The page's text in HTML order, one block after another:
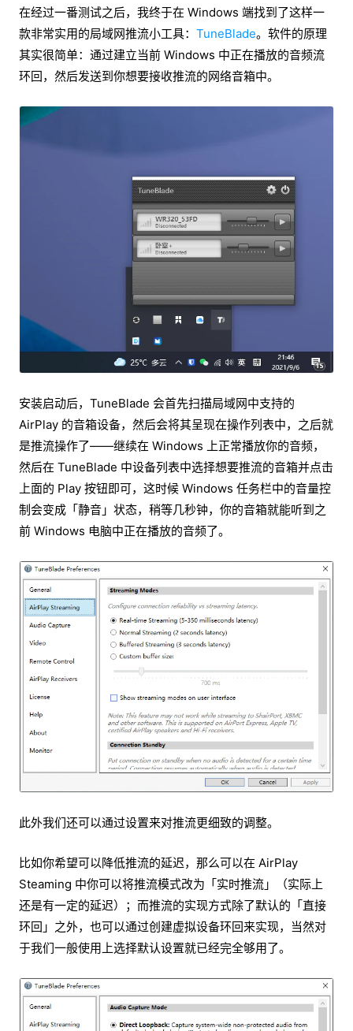
在经过一番测试之后，我终于在 Windows 端找到了这样一
款非常实用的局域网推流小工具： TuneBlade。软件的原理
其实很简单：通过建立当前 Windows 中正在播放的音频流
环回，然后发送到你想要接收推流的网络音箱中。
安装启动后，TuneBlade 会首先扫描局域网中支持的
AirPlay 的音箱设备，然后会将其呈现在操作列表中，之后就
是推流操作了——继续在 Windows 上正常播放你的音频，
然后在 TuneBlade 中设备列表中选择想要推流的音箱并点击
上面的 Play 按钮即可，这时候 Windows 任务栏中的音量控
制会变成「静音」状态，稍等几秒钟，你的音箱就能听到之
前 Windows 电脑中正在播放的音频了。
此外我们还可以通过设置来对推流更细致的调整。
比如你希望可以降低推流的延迟，那么可以在 AirPlay
Steaming 中你可以将推流模式改为「实时推流」（实际上
还是有一定的延迟）；而推流的实现方式除了默认的「直接
环回」之外，也可以通过创建虚拟设备环回来实现，当然对
于我们一般使用上选择默认设置就已经完全够用了。